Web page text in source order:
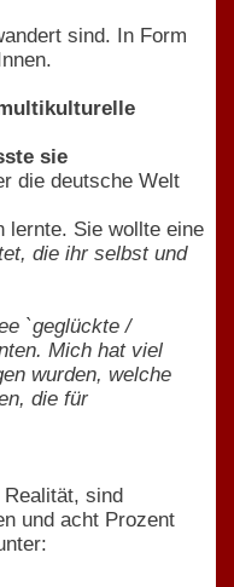
sind. In Form
sie
die deutsche Welt
lernte. Sie wollte eine
die ihr selbst und
`geglückte /
Mich hat viel
wurden, welche
die für
sind
und acht Prozent